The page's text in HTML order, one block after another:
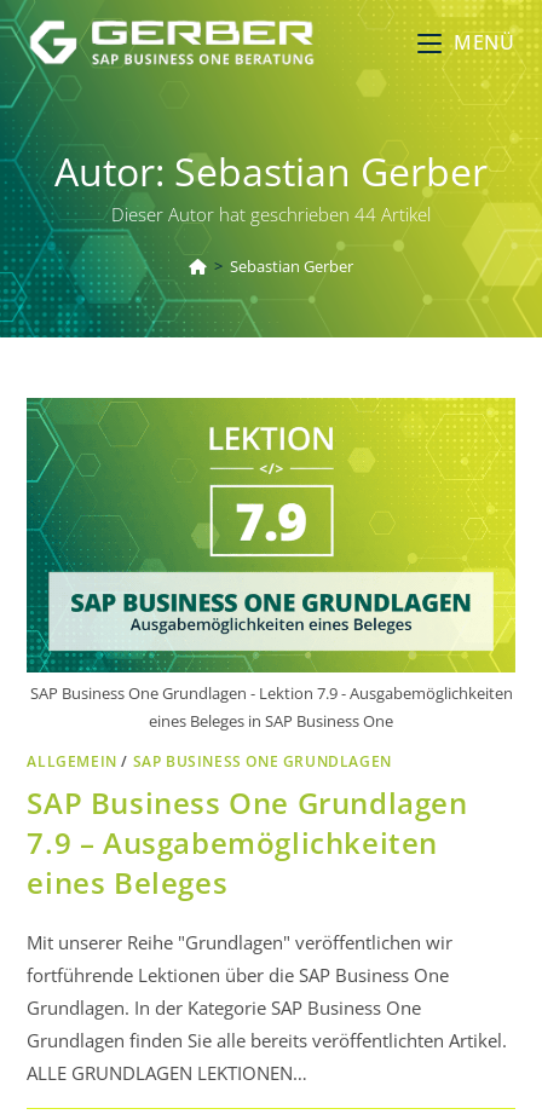
MENÜ
Autor: Sebastian Gerber
Dieser Autor hat geschrieben 44 Artikel
> Sebastian Gerber
SAP Business One Grundlagen - Lektion 7.9 - Ausgabemöglichkeiten
eines Beleges in SAP Business One
ALLGEMEIN / SAP BUSINESS ONE GRUNDLAGEN
SAP Business One Grundlagen
7.9 – Ausgabemöglichkeiten
eines Beleges
Mit unserer Reihe "Grundlagen" veröffentlichen wir
fortführende Lektionen über die SAP Business One
Grundlagen. In der Kategorie SAP Business One
Grundlagen finden Sie alle bereits veröffentlichten Artikel.
ALLE GRUNDLAGEN LEKTIONEN…